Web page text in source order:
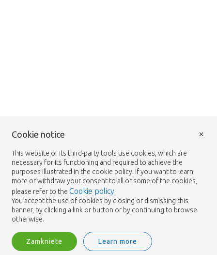
Cookie notice
This website or its third-party tools use cookies, which are
necessary for its functioning and required to achieve the
purposes illustrated in the cookie policy. If you want to learn
more or withdraw your consent to all or some of the cookies,
please refer to the Cookie policy.
You accept the use of cookies by closing or dismissing this
banner, by clicking a link or button or by continuing to browse
otherwise.
Zamkniete Learn more
×